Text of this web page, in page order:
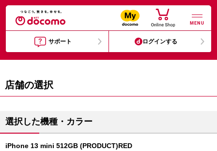
MENU
サポート ログインする
店舗の選択
選択した機種・カラー
iPhone 13 mini 512GB (PRODUCT)RED